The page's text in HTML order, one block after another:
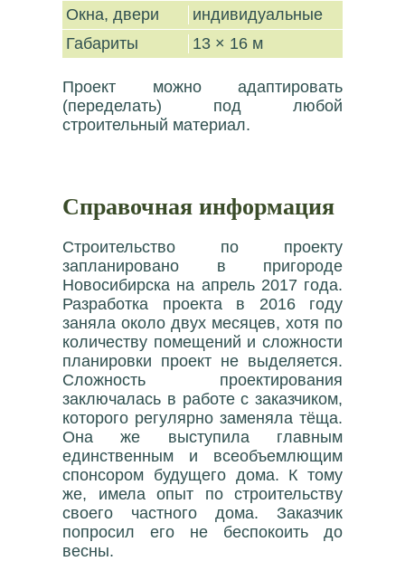
Окна, двери
индивидуальные
Габариты
13 × 16 м
Проект можно адаптировать
(переделать) под любой
строительный материал.
Справочная информация
Строительство по проекту
запланировано в пригороде
Новосибирска на апрель 2017 года.
Разработка проекта в 2016 году
заняла около двух месяцев, хотя по
количеству помещений и сложности
планировки проект не выделяется.
Сложность проектирования
заключалась в работе с заказчиком,
которого регулярно заменяла тёща.
Она же выступила главным
единственным и всеобъемлющим
спонсором будущего дома. К тому
же, имела опыт по строительству
своего частного дома. Заказчик
попросил его не беспокоить до
весны.